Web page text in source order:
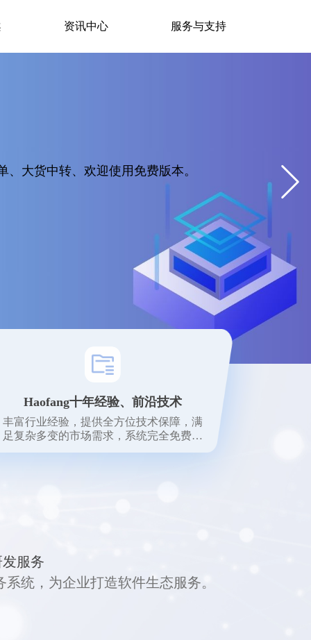
资讯中心 服务与支持
大货中转、欢迎使用免费版本。
Haofang十年经验、前沿技术
丰富行业经验，提供全方位技术保障，满
足复杂多变的市场需求，系统完全免费使
服务
统，为企业打造软件生态服务。